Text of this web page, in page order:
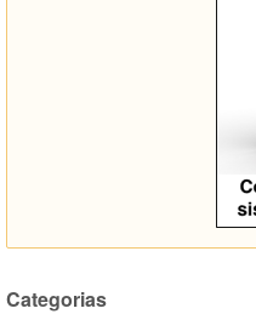
Categorias